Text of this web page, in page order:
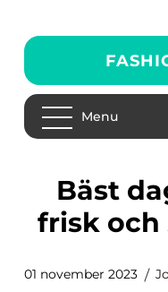
Menu
Bäst dagkräm för en
frisk och
01 november 2023